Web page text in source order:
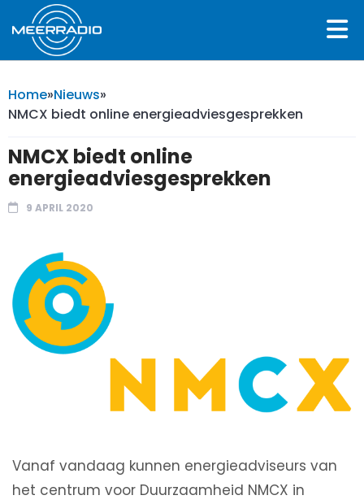
Home»Nieuws»
NMCX biedt online energieadviesgesprekken
NMCX biedt online
energieadviesgesprekken
9 APRIL 2020
Vanaf vandaag kunnen energieadviseurs van
het centrum voor Duurzaamheid NMCX in